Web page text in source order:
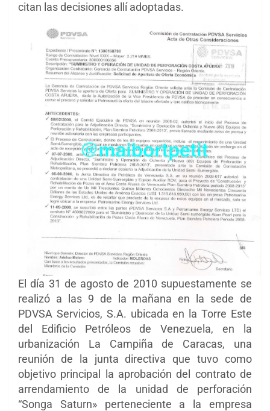
citan las decisiones allí adoptadas.
El día 31 de agosto de 2010 supuestamente se
realizó a las 9 de la mañana en la sede de
PDVSA Servicios, S.A. ubicada en la Torre Este
del Edificio Petróleos de Venezuela, en la
urbanización La Campiña de Caracas, una
reunión de la junta directiva que tuvo como
objetivo principal la aprobación del contrato de
arrendamiento de la unidad de perforación
“Songa Saturn» perteneciente a la empresa